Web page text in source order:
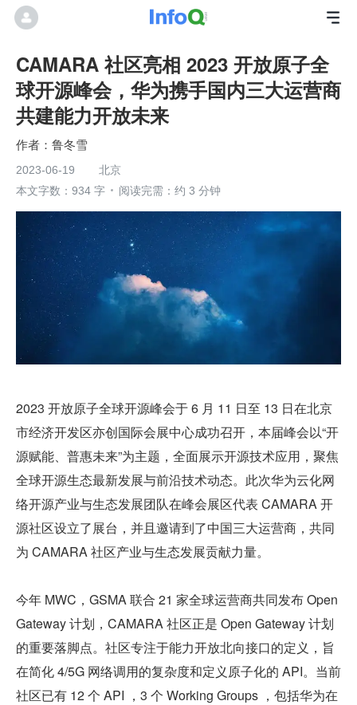
CAMARA 社区亮相 2023 开放原子全
球开源峰会，华为携手国内三大运营商
共建能力开放未来
鲁冬雪
2023-06-19
北京
本文字数：934 字
阅读完需：约 3 分钟
2023 开放原子全球开源峰会于 6 月 11 日至 13 日在北京
市经济开发区亦创国际会展中心成功召开，本届峰会以“开
源赋能、普惠未来”为主题，全面展示开源技术应用，聚焦
全球开源生态最新发展与前沿技术动态。此次华为云化网
络开源产业与生态发展团队在峰会展区代表 CAMARA 开
源社区设立了展台，并且邀请到了中国三大运营商，共同
为 CAMARA 社区产业与生态发展贡献力量。
今年 MWC，GSMA 联合 21 家全球运营商共同发布 Open
Gateway 计划，CAMARA 社区正是 Open Gateway 计划
的重要落脚点。社区专注于能力开放北向接口的定义，旨
在简化 4/5G 网络调用的复杂度和定义原子化的 API。当前
社区已有 12 个 API ，3 个 Working Groups ，包括华为在